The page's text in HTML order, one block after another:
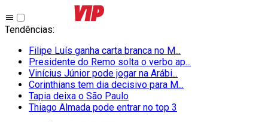
Tendências:
Filipe Luís ganha carta branca no M...
Presidente do Remo solta o verbo ap...
Vinícius Júnior pode jogar na Arábi...
Corinthians tem dia decisivo para M...
Tapia deixa o São Paulo
Thiago Almada pode entrar no top 3